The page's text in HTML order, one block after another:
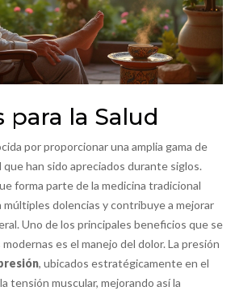
para la Salud
por proporcionar una amplia gama de
que han sido apreciados durante siglos.
forma parte de la medicina tradicional
múltiples dolencias y contribuye a mejorar
Uno de los principales beneficios que se
es el manejo del dolor. La presión
, ubicados estratégicamente en el
tensión muscular, mejorando así la